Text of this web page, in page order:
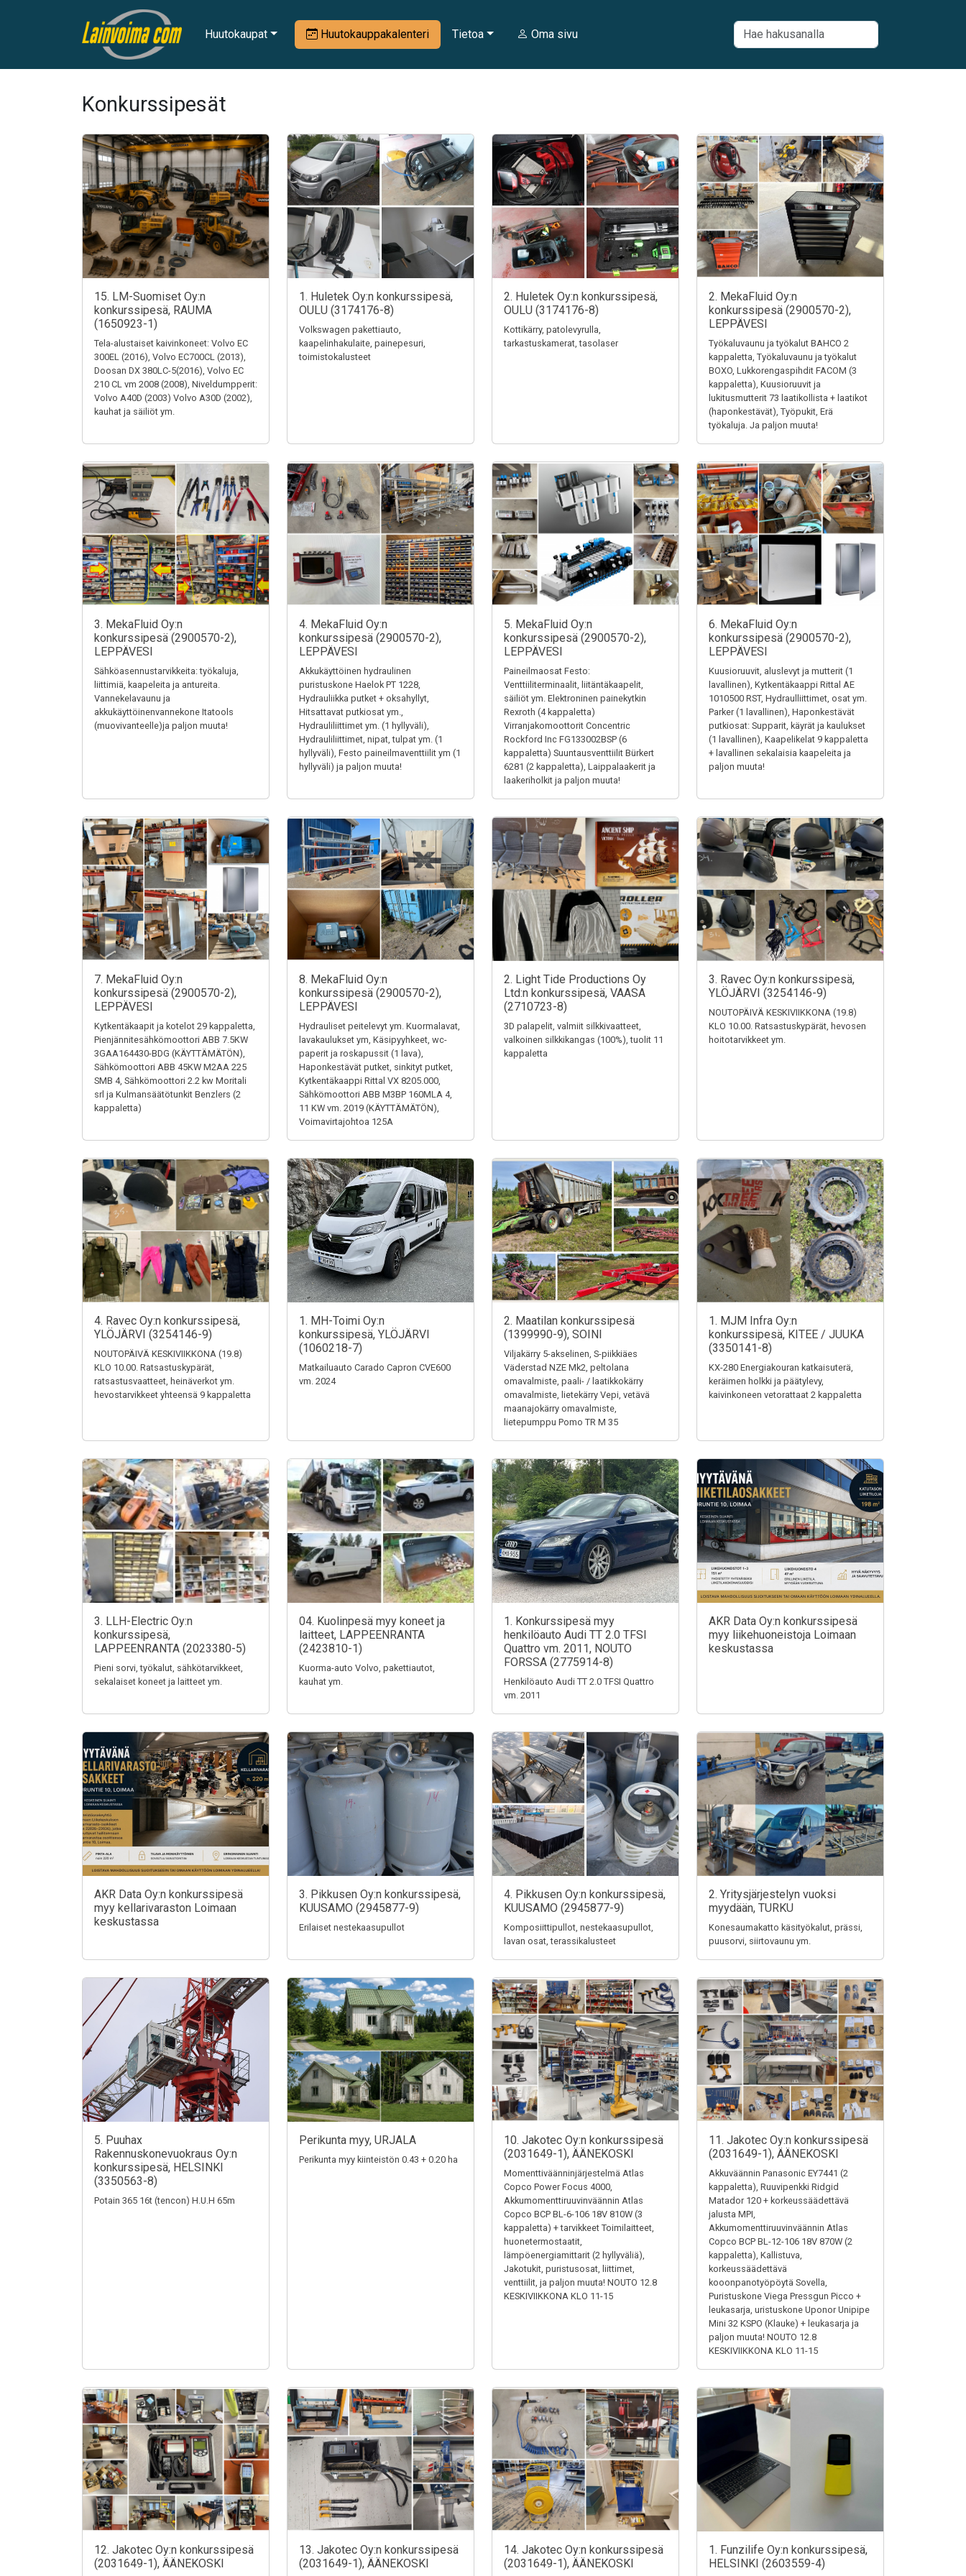
Huutokaupat Huutokauppakalenteri Tietoa Oma sivu
Konkurssipesät
15. LM-Suomiset Oy:n
konkurssipesä, RAUMA
(1650923-1)
Tela-alustaiset kaivinkoneet: Volvo EC
300EL (2016), Volvo EC700CL (2013),
Doosan DX 380LC-5(2016), Volvo EC
210 CL vm 2008 (2008), Niveldumpperit:
Volvo A40D (2003) Volvo A30D (2002),
kauhat ja säiliöt ym.
1. Huletek Oy:n konkurssipesä,
OULU (3174176-8)
Volkswagen pakettiauto,
kaapelinhakulaite, painepesuri,
toimistokalusteet
2. Huletek Oy:n konkurssipesä,
OULU (3174176-8)
Kottikärry, patolevyrulla,
tarkastuskamerat, tasolaser
2. MekaFluid Oy:n
konkurssipesä (2900570-2),
LEPPÄVESI
Työkaluvaunu ja työkalut BAHCO 2
kappaletta, Työkaluvaunu ja työkalut
BOXO, Lukkorengaspihdit FACOM (3
kappaletta), Kuusioruuvit ja
lukitusmutterit 73 laatikollista + laatikot
(haponkestävät), Työpukit, Erä
työkaluja. Ja paljon muuta!
3. MekaFluid Oy:n
konkurssipesä (2900570-2),
LEPPÄVESI
Sähköasennustarvikkeita: työkaluja,
liittimiä, kaapeleita ja antureita.
Vannekelavaunu ja
akkukäyttöinenvannekone Itatools
(muovivanteelle)ja paljon muuta!
4. MekaFluid Oy:n
konkurssipesä (2900570-2),
LEPPÄVESI
Akkukäyttöinen hydraulinen
puristuskone Haelok PT 1228,
Hydrauliikka putket + oksahyllyt,
Hitsattavat putkiosat ym.,
Hydrauliliittimet ym. (1 hyllyväli),
Hydrauliliittimet, nipat, tulpat ym. (1
hyllyväli), Festo paineilmaventtiilit ym (1
hyllyväli) ja paljon muuta!
5. MekaFluid Oy:n
konkurssipesä (2900570-2),
LEPPÄVESI
Paineilmaosat Festo:
Venttiiliterminaalit, liitäntäkaapelit,
säiliöt ym. Elektroninen painekytkin
Rexroth (4 kappaletta)
Virranjakomoottorit Concentric
Rockford Inc FG133002BSP (6
kappaletta) Suuntausventtiilit Bürkert
6281 (2 kappaletta), Laippalaakerit ja
laakeriholkit ja paljon muuta!
6. MekaFluid Oy:n
konkurssipesä (2900570-2),
LEPPÄVESI
Kuusioruuvit, aluslevyt ja mutterit (1
lavallinen), Kytkentäkaappi Rittal AE
1010500 RST, Hydraulliittimet, osat ym.
Parker (1 lavallinen), Haponkestävät
putkiosat: Supparit, käyrät ja kaulukset
(1 lavallinen), Kaapelikelat 9 kappaletta
+ lavallinen sekalaisia kaapeleita ja
paljon muuta!
7. MekaFluid Oy:n
konkurssipesä (2900570-2),
LEPPÄVESI
Kytkentäkaapit ja kotelot 29 kappaletta,
Pienjännitesähkömoottori ABB 7.5KW
3GAA164430-BDG (KÄYTTÄMÄTÖN),
Sähkömoottori ABB 45KW M2AA 225
SMB 4, Sähkömoottori 2.2 kw Moritali
srl ja Kulmansäätötunkit Benzlers (2
kappaletta)
8. MekaFluid Oy:n
konkurssipesä (2900570-2),
LEPPÄVESI
Hydrauliset peitelevyt ym. Kuormalavat,
lavakaulukset ym, Käsipyyhkeet, wc-
paperit ja roskapussit (1 lava),
Haponkestävät putket, sinkityt putket,
Kytkentäkaappi Rittal VX 8205.000,
Sähkömoottori ABB M3BP 160MLA 4,
11 KW vm. 2019 (KÄYTTÄMÄTÖN),
Voimavirtajohtoa 125A
2. Light Tide Productions Oy
Ltd:n konkurssipesä, VAASA
(2710723-8)
3D palapelit, valmiit silkkivaatteet,
valkoinen silkkikangas (100%), tuolit 11
kappaletta
3. Ravec Oy:n konkurssipesä,
YLÖJÄRVI (3254146-9)
NOUTOPÄIVÄ KESKIVIIKKONA (19.8)
KLO 10.00. Ratsastuskypärät, hevosen
hoitotarvikkeet ym.
4. Ravec Oy:n konkurssipesä,
YLÖJÄRVI (3254146-9)
NOUTOPÄIVÄ KESKIVIIKKONA (19.8)
KLO 10.00. Ratsastuskypärät,
ratsastusvaatteet, heinäverkot ym.
hevostarvikkeet yhteensä 9 kappaletta
1. MH-Toimi Oy:n
konkurssipesä, YLÖJÄRVI
(1060218-7)
Matkailuauto Carado Capron CVE600
vm. 2024
2. Maatilan konkurssipesä
(1399990-9), SOINI
Viljakärry 5-akselinen, S-piikkiäes
Väderstad NZE Mk2, peltolana
omavalmiste, paali- / laatikkokärry
omavalmiste, lietekärry Vepi, vetävä
maanajokärry omavalmiste,
lietepumppu Pomo TR M 35
1. MJM Infra Oy:n
konkurssipesä, KITEE / JUUKA
(3350141-8)
KX-280 Energiakouran katkaisuterä,
keräimen holkki ja päätylevy,
kaivinkoneen vetorattaat 2 kappaletta
3. LLH-Electric Oy:n
konkurssipesä,
LAPPEENRANTA (2023380-5)
Pieni sorvi, työkalut, sähkötarvikkeet,
sekalaiset koneet ja laitteet ym.
04. Kuolinpesä myy koneet ja
laitteet, LAPPEENRANTA
(2423810-1)
Kuorma-auto Volvo, pakettiautot,
kauhat ym.
1. Konkurssipesä myy
henkilöauto Audi TT 2.0 TFSI
Quattro vm. 2011, NOUTO
FORSSA (2775914-8)
Henkilöauto Audi TT 2.0 TFSI Quattro
vm. 2011
AKR Data Oy:n konkurssipesä
myy liikehuoneistoja Loimaan
keskustassa
AKR Data Oy:n konkurssipesä
myy kellarivaraston Loimaan
keskustassa
3. Pikkusen Oy:n konkurssipesä,
KUUSAMO (2945877-9)
Erilaiset nestekaasupullot
4. Pikkusen Oy:n konkurssipesä,
KUUSAMO (2945877-9)
Komposiittipullot, nestekaasupullot,
lavan osat, terassikalusteet
2. Yritysjärjestelyn vuoksi
myydään, TURKU
Konesaumakatto käsityökalut, prässi,
puusorvi, siirtovaunu ym.
5. Puuhax
Rakennuskonevuokraus Oy:n
konkurssipesä, HELSINKI
(3350563-8)
Potain 365 16t (tencon) H.U.H 65m
Perikunta myy, URJALA
Perikunta myy kiinteistön 0.43 + 0.20 ha
10. Jakotec Oy:n konkurssipesä
(2031649-1), ÄÄNEKOSKI
Momenttiväänninjärjestelmä Atlas
Copco Power Focus 4000,
Akkumomenttiruuvinväännin Atlas
Copco BCP BL-6-106 18V 810W (3
kappaletta) + tarvikkeet Toimilaitteet,
huonetermostaatit,
lämpöenergiamittarit (2 hyllyväliä),
Jakotukit, puristusosat, liittimet,
venttiilit, ja paljon muuta! NOUTO 12.8
KESKIVIIKKONA KLO 11-15
11. Jakotec Oy:n konkurssipesä
(2031649-1), ÄÄNEKOSKI
Akkuväännin Panasonic EY7441 (2
kappaletta), Ruuvipenkki Ridgid
Matador 120 + korkeussäädettävä
jalusta MPI,
Akkumomenttiruuvinväännin Atlas
Copco BCP BL-12-106 18V 870W (2
kappaletta), Kallistuva,
korkeussäädettävä
kooonpanotyöpöytä Sovella,
Puristuskone Viega Pressgun Picco +
leukasarja, uristuskone Uponor Unipipe
Mini 32 KSPO (Klauke) + leukasarja ja
paljon muuta! NOUTO 12.8
KESKIVIIKKONA KLO 11-15
12. Jakotec Oy:n konkurssipesä
(2031649-1), ÄÄNEKOSKI
13. Jakotec Oy:n konkurssipesä
(2031649-1), ÄÄNEKOSKI
14. Jakotec Oy:n konkurssipesä
(2031649-1), ÄÄNEKOSKI
1. Funzilife Oy:n konkurssipesä,
HELSINKI (2603559-4)